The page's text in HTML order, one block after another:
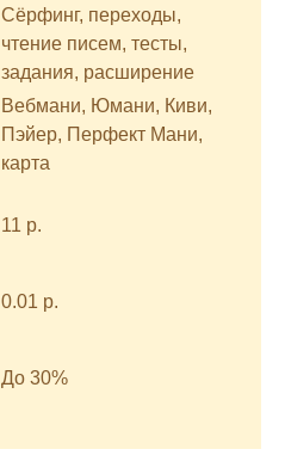
Сёрфинг, переходы,
чтение писем, тесты,
задания, расширение
Вебмани, Юмани, Киви,
Пэйер, Перфект Мани,
карта
11 р.
0.01 р.
До 30%